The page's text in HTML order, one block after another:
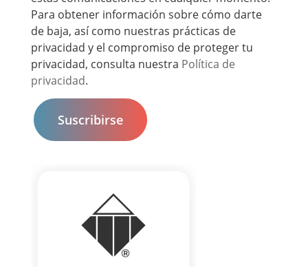
Para obtener información sobre cómo darte
de baja, así como nuestras prácticas de
privacidad y el compromiso de proteger tu
privacidad, consulta nuestra Política de
privacidad.